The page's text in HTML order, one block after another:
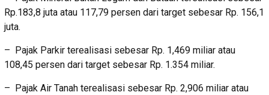
Rp.183,8 juta atau 117,79 persen dari target sebesar Rp. 156,1
juta.
– Pajak Parkir terealisasi sebesar Rp. 1,469 miliar atau
108,45 persen dari target sebesar Rp. 1.354 miliar.
– Pajak Air Tanah terealisasi sebesar Rp. 2,906 miliar atau